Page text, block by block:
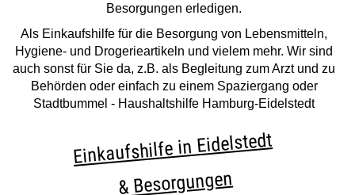
Besorgungen erledigen.
Als Einkaufshilfe für die Besorgung von Lebensmitteln,
Hygiene- und Drogerieartikeln und vielem mehr. Wir sind
auch sonst für Sie da, z.B. als Begleitung zum Arzt und zu
Behörden oder einfach zu einem Spaziergang oder
Stadtbummel - Haushaltshilfe Hamburg-Eidelstedt
Einkaufshilfe in Eidelstedt
& Besorgungen